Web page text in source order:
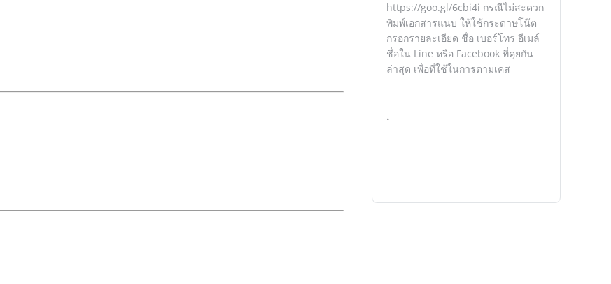
https://goo.gl/6cbi4i กรณีไม่สะดวก
พิมพ์เอกสารแนบ ให้ใช้กระดาษโน๊ต
กรอกรายละเอียด ชื่อ เบอร์โทร อีเมล์
ชื่อใน Line หรือ Facebook ที่คุยกัน
ล่าสุด เพื่อที่ใช้ในการตามเคส
.